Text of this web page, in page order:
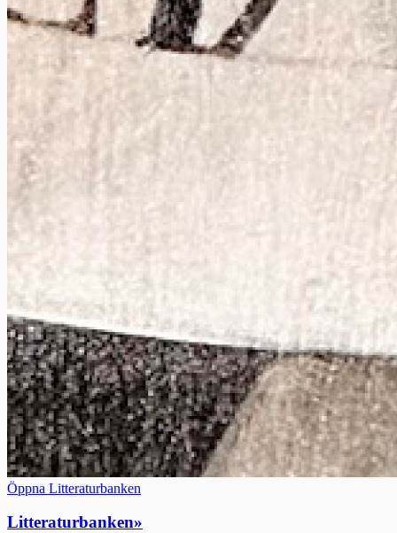
Öppna Litteraturbanken
Litteraturbanken»